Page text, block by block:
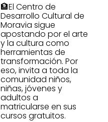
🏦El Centro de
Desarrollo Cultural de
Moravia sigue
apostando por el arte
y la cultura como
herramientas de
transformación. Por
eso, invita a toda la
comunidad niños,
niñas, jóvenes y
adultos a
matricularse en sus
cursos gratuitos.